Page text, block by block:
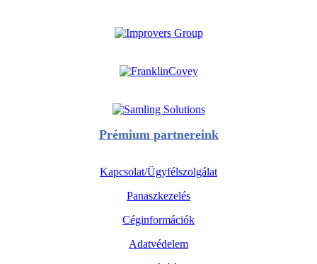
Prémium partnereink
Kapcsolat/Ügyfélszolgálat
Panaszkezelés
Céginformációk
Adatvédelem